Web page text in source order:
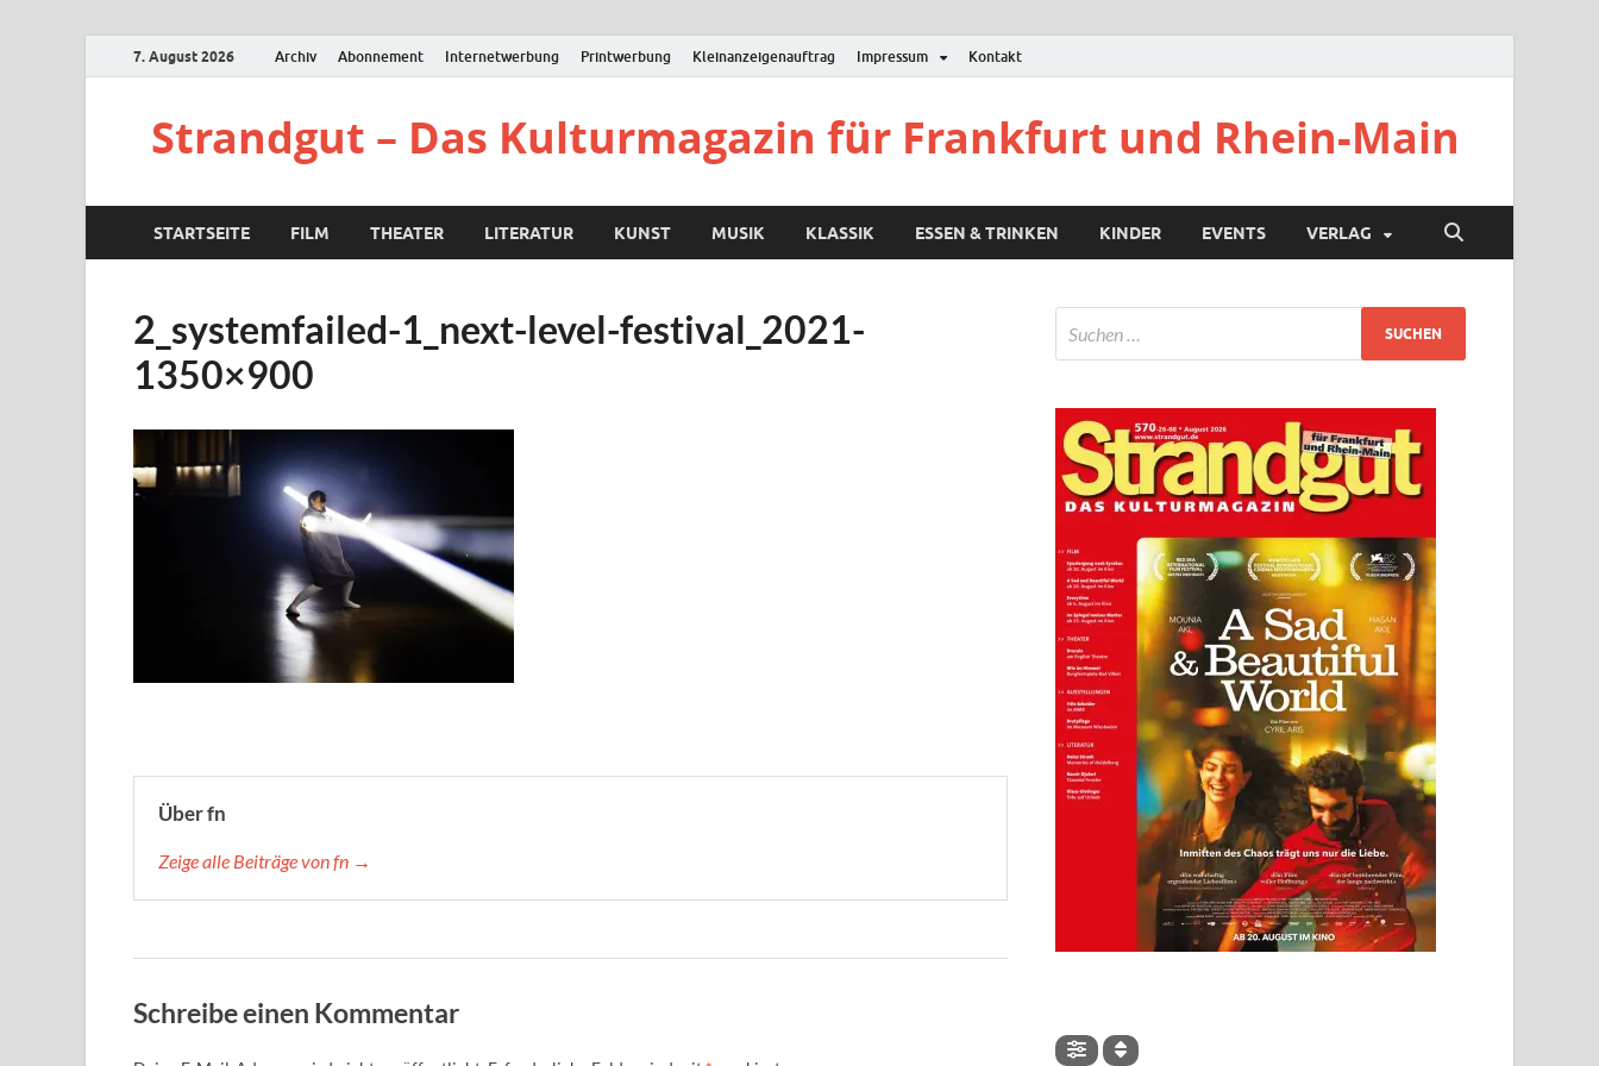
7. August 2026 Archiv Abonnement Internetwerbung Printwerbung Kleinanzeigenauftrag Impressum Kontakt
Strandgut – Das Kulturmagazin für Frankfurt und Rhein-Main
STARTSEITE FILM THEATER LITERATUR KUNST MUSIK KLASSIK ESSEN & TRINKEN KINDER EVENTS VERLAG
2_systemfailed-1_next-level-festival_2021-
1350×900
Über fn
Zeige alle Beiträge von fn →
Schreibe einen Kommentar